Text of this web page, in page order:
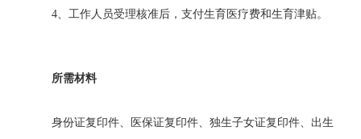
4、工作人员受理核准后，支付生育医疗费和生育津贴。
所需材料
身份证复印件、医保证复印件、独生子女证复印件、出生